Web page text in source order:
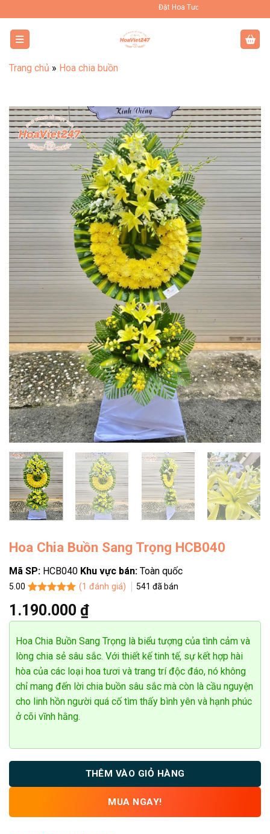
qua
dung
Đặt Hoa Tươi Online Uy Tín Toàn Quốc
Trang chủ » Hoa chia buồn
Hoa Chia Buồn Sang Trọng HCB040
Mã SP: HCB040 Khu vực bán: Toàn quốc
5.00
dựa trên
đánh giá
(1 đánh giá) 541 đã bán
1.190.000 ₫
Hoa Chia Buồn Sang Trọng là biểu tượng của tình cảm và
lòng chia sẻ sâu sắc. Với thiết kế tinh tế, sự kết hợp hài
hòa của các loại hoa tươi và trang trí độc đáo, nó không
chỉ mang đến lời chia buồn sâu sắc mà còn là cầu nguyện
cho linh hồn người quá cố tìm thấy bình yên và hạnh phúc
ở cõi vĩnh hằng.
THÊM VÀO GIỎ HÀNG
MUA NGAY!
Vũ Quốc Hùng
0768****** Đặt hàng thành công
7phút trước